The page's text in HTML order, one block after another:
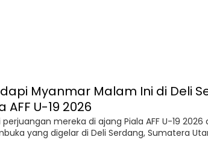
mereka di ajang Piala AFF U-19
yang digelar di Deli Serdang, Sumatera